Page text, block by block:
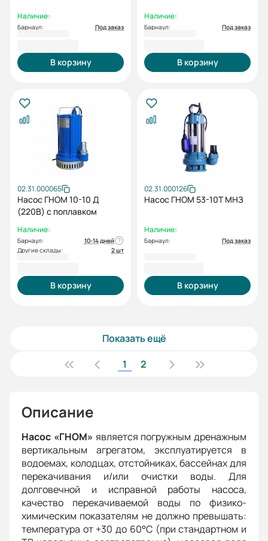
Наличие:
Барнаул: Под заказ
В корзину
Наличие:
Барнаул: Под заказ
В корзину
02.31.000065
Насос ГНОМ 10-10 Д
(220В) с поплавком
Наличие:
Барнаул:
10-14 дней
Другие склады:
2 шт
В корзину
02.31.000126
Насос ГНОМ 53-10Т МНЗ
Наличие:
Барнаул: Под заказ
В корзину
Показать ещё
1
2
Описание
Насос «ГНОМ» является погружным дренажным
вертикальным агрегатом, эксплуатируется в
водоемах, колодцах, отстойниках, бассейнах для
перекачивания и/или очистки воды. Для
долговечной и исправной работы насоса,
качество перекачиваемой воды по физико-
химическим показателям не должно превышать:
температура от +30 до 60°С (при стандартном и